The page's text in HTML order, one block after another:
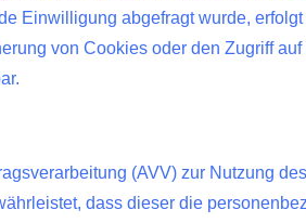
Einwilligung abgefragt wurde,
von Cookies oder den Zugriff
(AVV) zur Nutzung
dass dieser die